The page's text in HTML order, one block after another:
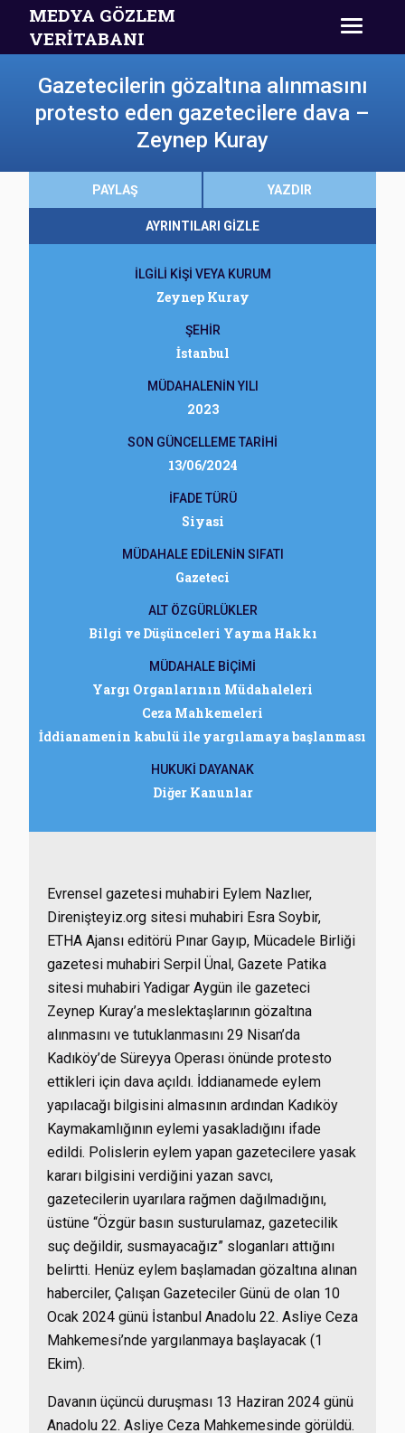
MEDYA GÖZLEM
VERİTABANI
Gazetecilerin gözaltına alınmasını
protesto eden gazetecilere dava –
Zeynep Kuray
PAYLAŞ YAZDIR
AYRINTILARI GİZLE
İLGİLİ KİŞİ VEYA KURUM
Zeynep Kuray
ŞEHİR
İstanbul
MÜDAHALENİN YILI
2023
SON GÜNCELLEME TARİHİ
13/06/2024
İFADE TÜRÜ
Siyasi
MÜDAHALE EDİLENİN SIFATI
Gazeteci
ALT ÖZGÜRLÜKLER
Bilgi ve Düşünceleri Yayma Hakkı
MÜDAHALE BİÇİMİ
Yargı Organlarının Müdahaleleri
Ceza Mahkemeleri
İddianamenin kabulü ile yargılamaya başlanması
HUKUKİ DAYANAK
Diğer Kanunlar
Evrensel gazetesi muhabiri Eylem Nazlıer,
Direnişteyiz.org sitesi muhabiri Esra Soybir,
ETHA Ajansı editörü Pınar Gayıp, Mücadele Birliği
gazetesi muhabiri Serpil Ünal, Gazete Patika
sitesi muhabiri Yadigar Aygün ile gazeteci
Zeynep Kuray’a meslektaşlarının gözaltına
alınmasını ve tutuklanmasını 29 Nisan’da
Kadıköy’de Süreyya Operası önünde protesto
ettikleri için dava açıldı. İddianamede eylem
yapılacağı bilgisini almasının ardından Kadıköy
Kaymakamlığının eylemi yasakladığını ifade
edildi. Polislerin eylem yapan gazetecilere yasak
kararı bilgisini verdiğini yazan savcı,
gazetecilerin uyarılara rağmen dağılmadığını,
üstüne “Özgür basın susturulamaz, gazetecilik
suç değildir, susmayacağız” sloganları attığını
belirtti. Henüz eylem başlamadan gözaltına alınan
haberciler, Çalışan Gazeteciler Günü de olan 10
Ocak 2024 günü İstanbul Anadolu 22. Asliye Ceza
Mahkemesi’nde yargılanmaya başlayacak (1
Ekim).
Davanın üçüncü duruşması 13 Haziran 2024 günü
Anadolu 22. Asliye Ceza Mahkemesinde görüldü.